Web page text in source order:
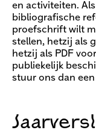
en activiteiten.
bibliografische
proefschrift wilt
stellen, hetzij als
hetzij als PDF
publiekelijk
stuur ons dan een